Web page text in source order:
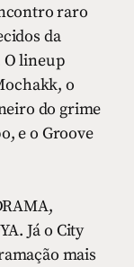
raro
da
lineup
o
do grime
e o Groove
Já o City
mais